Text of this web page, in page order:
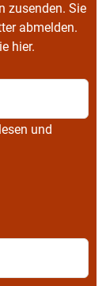
zusenden. Sie
abmelden.
hier.
und